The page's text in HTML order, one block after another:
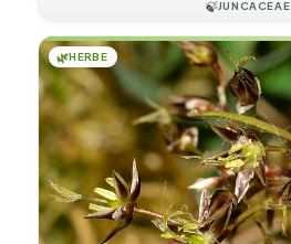
🍃JUNCACEAE
🌿HERBE